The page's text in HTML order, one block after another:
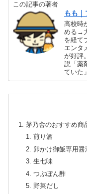
この記事の著者
もも
高校時
める→
を経て
エンタ
が好評
説「薬
ていた
茅乃舎のおすすめ商
煎り酒
卵かけ御飯専用醤
生七味
つぶぽん酢
野菜だし